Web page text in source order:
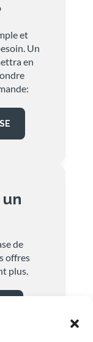
et
Un
en
de
offres
plus.